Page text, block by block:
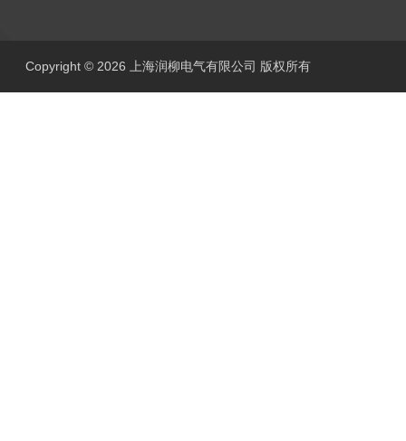
Copyright © 2026 上海润柳电气有限公司 版权所有